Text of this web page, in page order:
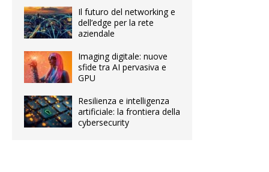
Il futuro del networking e
dell’edge per la rete
aziendale
Imaging digitale: nuove
sfide tra AI pervasiva e
GPU
Resilienza e intelligenza
artificiale: la frontiera della
cybersecurity